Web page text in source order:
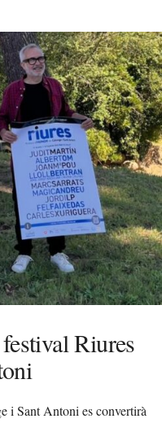
Riures
i Sant Antoni es convertirà